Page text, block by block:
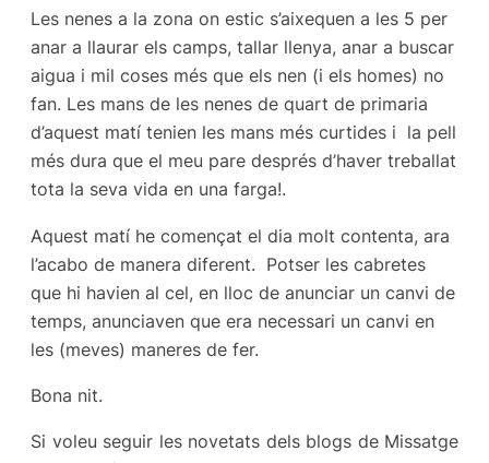
Les nenes a la zona on estic s’aixequen a les 5 per
anar a llaurar els camps, tallar llenya, anar a buscar
aigua i mil coses més que els nen (i els homes) no
fan. Les mans de les nenes de quart de primaria
d’aquest matí tenien les mans més curtides i la pell
més dura que el meu pare després d’haver treballat
tota la seva vida en una farga!.
Aquest matí he començat el dia molt contenta, ara
l’acabo de manera diferent. Potser les cabretes
que hi havien al cel, en lloc de anunciar un canvi de
temps, anunciaven que era necessari un canvi en
les (meves) maneres de fer.
Bona nit.
Si voleu seguir les novetats dels blogs de Missatge